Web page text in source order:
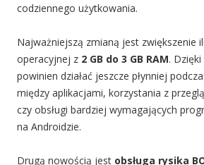
codziennego użytkowania.
Najważniejszą zmianą jest zwiększenie
operacyjnej z 2 GB do 3 GB RAM.
powinien działać jeszcze płynniej
między aplikacjami, korzystania z
czy obsługi bardziej wymagających
na Androidzie.
Drugą nowością jest obsługa rysika